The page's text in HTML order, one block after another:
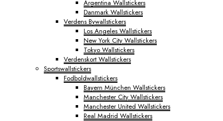
Argentina Wallstickers
Danmark Wallstickers
Verdens Bywallstickers
Los Angeles Wallstickers
New York City Wallstickers
Tokyo Wallstickers
Verdenskort Wallstickers
Sportswallstickers
Fodboldwallstickers
Bayern München Wallstickers
Manchester City Wallstickers
Manchester United Wallstickers
Real Madrid Wallstickers